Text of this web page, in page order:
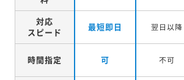
対応
スピード
最短即日 翌日以降
時間指定 可 不可